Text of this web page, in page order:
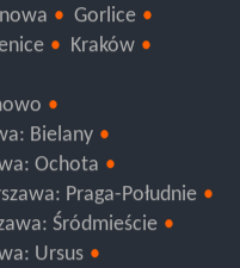
Olkusz
Gorlice
Bielany
Ochota
Praga-Południe
Śródmieście